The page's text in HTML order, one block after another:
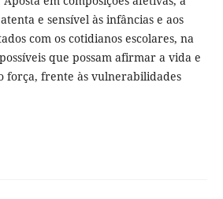
e sensível às infâncias e aos
com os cotidianos escolares, na
que possam afirmar a vida e
força, frente às vulnerabilidades